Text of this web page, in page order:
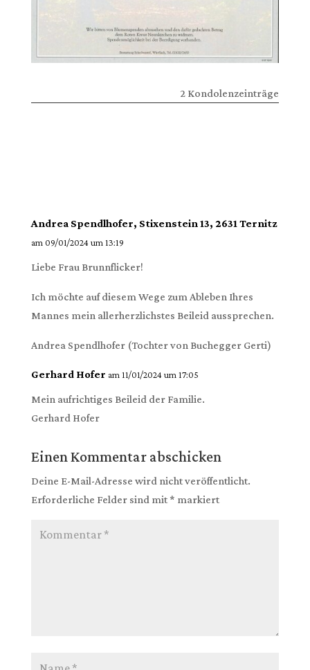
2 Kondolenzeinträge
Andrea Spendlhofer, Stixenstein 13, 2631 Ternitz
am 09/01/2024 um 13:19
Liebe Frau Brunnflicker!
Ich möchte auf diesem Wege zum Ableben Ihres
Mannes mein allerherzlichstes Beileid aussprechen.
Andrea Spendlhofer (Tochter von Buchegger Gerti)
Gerhard Hofer am 11/01/2024 um 17:05
Mein aufrichtiges Beileid der Familie.
Gerhard Hofer
Einen Kommentar abschicken
Deine E-Mail-Adresse wird nicht veröffentlicht.
Erforderliche Felder sind mit * markiert